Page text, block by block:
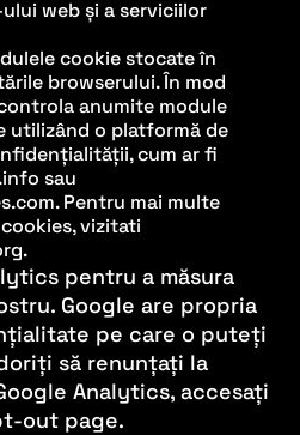
web și a serviciilor
cookie stocate în
browserului. În mod
anumite module
utilizând o platformă de
cum ar fi
sau
Pentru mai multe
vizitati
pentru a măsura
Google are propria
pe care o puteți
să renunțați la
Analytics, accesați
out page.